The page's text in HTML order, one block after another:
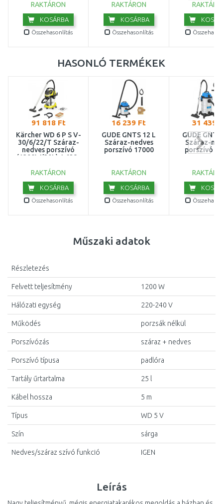
RAKTÁRON
KOSÁRBA
Összehasonlítás
RAKTÁRON
KOSÁRBA
Összehasonlítás
HASONLÓ TERMÉKEK
91 818 Ft
Kärcher WD 6 P S V-
30/6/22/T Száraz-
nedves porszívó
(1300W/30L) 1.628-
RAKTÁRON
KOSÁRBA
Összehasonlítás
16 239 Ft
GÜDE GNTS 12 L
Száraz-nedves
porszívó 17000
RAKTÁRON
KOSÁRBA
Összehasonlítás
31 439
GÜDE
Száraz-
porszívó
Leírás
Műszaki adatok
Részletezés
Felvett teljesítmény 1200 W
Hálózati egység 220-240 V
Működés porzsák nélkül
Porszívózás száraz + nedves
Porszívó típusa padlóra
Tartály űrtartalma 25 l
Kábel hossza 5 m
Típus WD 5 V
Szín sárga
Nedves/száraz szívó funkció IGEN